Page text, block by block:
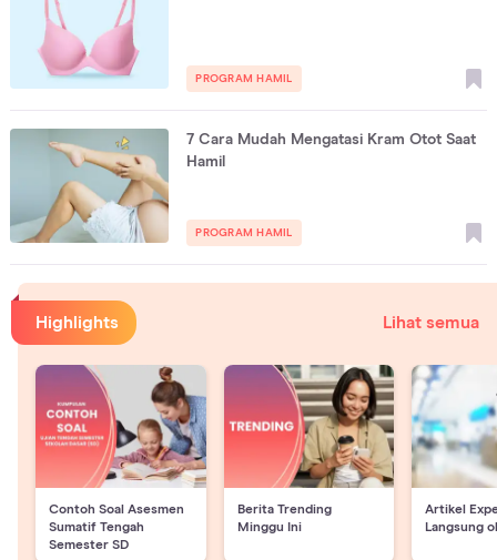
PROGRAM HAMIL
7 Cara Mudah Mengatasi Kram Otot Saat
Hamil
PROGRAM HAMIL
Highlights Lihat semua
Contoh Soal Asesmen
Sumatif Tengah
Semester SD
Berita Trending
Minggu Ini
Artikel
Langsung